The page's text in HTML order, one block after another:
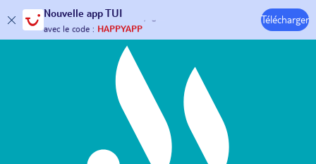
Nouvelle app TUI
30€ offerts*sur votrevoyage !
avec le code :HAPPYAPP
Télécharger
Hôtels & Clubs